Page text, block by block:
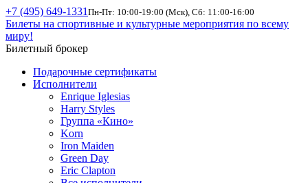
+7 (495) 649-1331 Пн-Пт: 10:00-19:00 (Мск), Сб: 11:00-16:00
Билеты на спортивные и культурные мероприятия по всему
миру!
Билетный брокер
Подарочные сертификаты
Исполнители
Enrique Iglesias
Harry Styles
Группа «Кино»
Korn
Iron Maiden
Green Day
Eric Clapton